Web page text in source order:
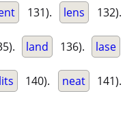
131). lens 132).
land 136). lase
lits 140). neat 141).